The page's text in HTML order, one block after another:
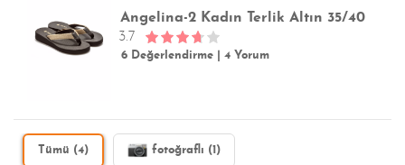
Angelina-2 Kadın Terlik Altın 35/40
3.7
6 Değerlendirme |4 Yorum
Tümü (4) fotoğraflı (1)